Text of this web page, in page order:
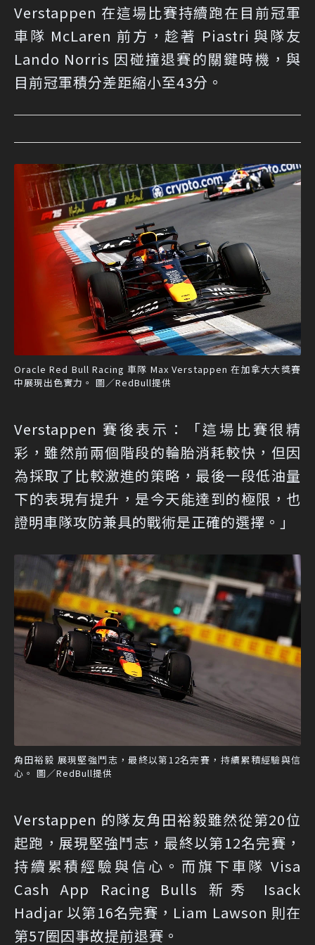
Verstappen 在這場比賽持續跑在目前冠軍
車隊 McLaren 前方，趁著 Piastri 與隊友
Lando Norris 因碰撞退賽的關鍵時機，與
目前冠軍積分差距縮小至43分。
Oracle Red Bull Racing 車隊 Max Verstappen 在加拿大大獎賽
中展現出色實力。 圖／RedBull提供
Verstappen 賽後表示：「這場比賽很精
彩，雖然前兩個階段的輪胎消耗較快，但因
為採取了比較激進的策略，最後一段低油量
下的表現有提升，是今天能達到的極限，也
證明車隊攻防兼具的戰術是正確的選擇。」
角田裕毅 展現堅強鬥志，最終以第12名完賽，持續累積經驗與信
心。 圖／RedBull提供
Verstappen 的隊友角田裕毅雖然從第20位
起跑，展現堅強鬥志，最終以第12名完賽，
持續累積經驗與信心。而旗下車隊 Visa
Cash App Racing Bulls 新秀 Isack
Hadjar 以第16名完賽，Liam Lawson 則在
第57圈因事故提前退賽。